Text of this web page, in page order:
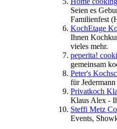
Seien es
Familienfest
KochEtage
Ihnen
vieles mehr.
peperita!
gemeinsam
Peter's
für Jedermann
Privatkoch
Klaus Alex -
Steffi Metz
Events,